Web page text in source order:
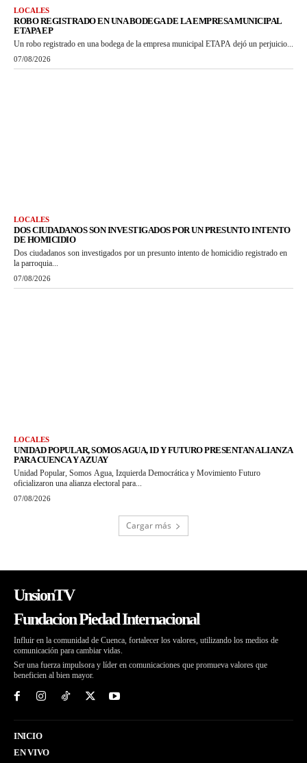
LOCALES
ROBO REGISTRADO EN UNA BODEGA DE LA EMPRESA MUNICIPAL
ETAPA EP
Un robo registrado en una bodega de la empresa municipal ETAPA dejó un perjuicio...
07/08/2026
LOCALES
DOS CIUDADANOS SON INVESTIGADOS POR UN PRESUNTO INTENTO
DE HOMICIDIO
Dos ciudadanos son investigados por un presunto intento de homicidio registrado en
la parroquia...
07/08/2026
LOCALES
UNIDAD POPULAR, SOMOS AGUA, ID Y FUTURO PRESENTAN ALIANZA
PARA CUENCA Y AZUAY
Unidad Popular, Somos Agua, Izquierda Democrática y Movimiento Futuro
oficializaron una alianza electoral para...
07/08/2026
Cargar más
UnsionTV
Fundacion Piedad Internacional
Influir en la comunidad de Cuenca, fortalecer los valores, utilizando los medios de
comunicación para cambiar vidas.
Ser una fuerza impulsora y líder en comunicaciones que promueva valores que
beneficien al bien mayor.
INICIO
EN VIVO